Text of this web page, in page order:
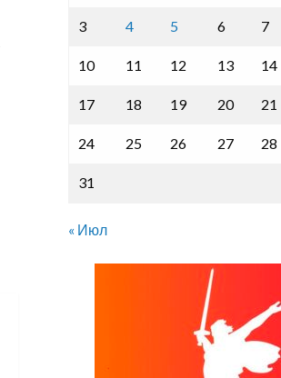
3 4 5 6 7
10 11 12 13 14
17 18 19 20 21
24 25 26 27 28
31
« Июл